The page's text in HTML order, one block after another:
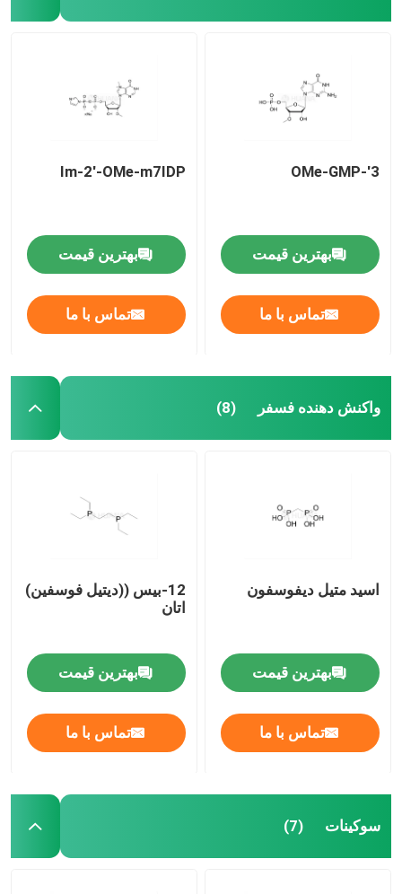
3'-OMe-GMP
بهترین قیمت
تماس با ما
Im-2'-OMe-m7IDP
بهترین قیمت
تماس با ما
واکنش دهنده فسفر (8)
اسید متیل دیفوسفون
بهترین قیمت
تماس با ما
12-بيس ((ديتيل فوسفين)
اتان
بهترین قیمت
تماس با ما
سوکینات (7)